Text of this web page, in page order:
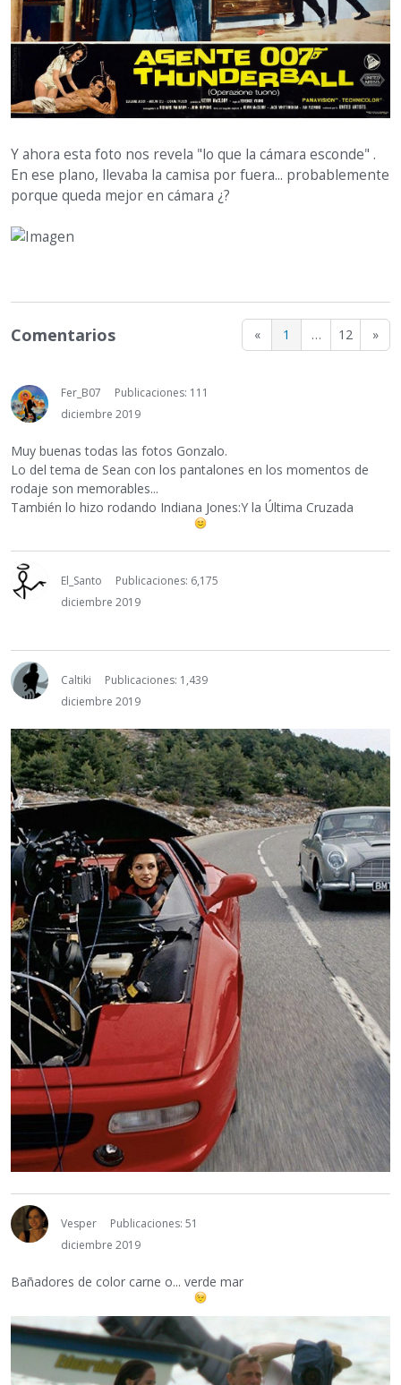
Y ahora esta foto nos revela "lo que la cámara esconde" .
En ese plano, llevaba la camisa por fuera... probablemente
porque queda mejor en cámara ¿?
« 1 … 12 »
Comentarios
Fer_B07
Publicaciones: 111
diciembre 2019
Muy buenas todas las fotos Gonzalo.
Lo del tema de Sean con los pantalones en los momentos de
rodaje son memorables...
También lo hizo rodando Indiana Jones:Y la Última Cruzada
El_Santo
Publicaciones: 6,175
diciembre 2019
Caltiki
Publicaciones: 1,439
diciembre 2019
Vesper
Publicaciones: 51
diciembre 2019
Bañadores de color carne o... verde mar